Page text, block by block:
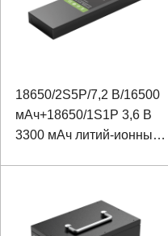
18650/2S5P/7,2 В/16500
мАч+18650/1S1P 3,6 В
3300 мАч литий-ионный